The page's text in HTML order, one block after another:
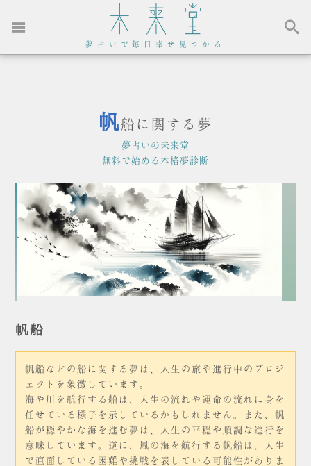
夢占いで毎日幸せ見つかる
帆船に関する夢
夢占いの未来堂
無料で始める本格夢診断
帆船
帆船などの船に関する夢は、人生の旅や進行中のプロジ
ェクトを象徴しています。
海や川を航行する船は、人生の流れや運命の流れに身を
任せている様子を示しているかもしれません。また、帆
船が穏やかな海を進む夢は、人生の平穏や順調な進行を
意味しています。逆に、嵐の海を航行する帆船は、人生
で直面している困難や挑戦を表している可能性がありま